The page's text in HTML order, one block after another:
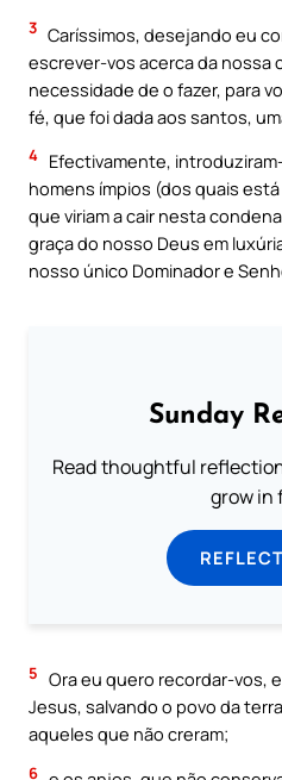
3 Caríssimos, desejando eu
escrever-vos acerca da nossa
necessidade de o fazer, para
fé, que foi dada aos santos,
4 Efectivamente,
homens ímpios (dos quais
que viriam a cair nesta
graça do nosso Deus em
nosso único Dominador e
Sunday
Read thoughtful
grow in
5 Ora eu quero recordar-vos,
Jesus, salvando o povo da
aqueles que não creram;
6